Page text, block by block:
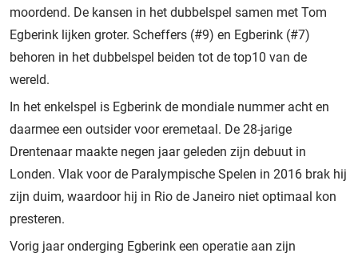
moordend. De kansen in het dubbelspel samen met Tom
Egberink lijken groter. Scheffers (#9) en Egberink (#7)
behoren in het dubbelspel beiden tot de top10 van de
wereld.
In het enkelspel is Egberink de mondiale nummer acht en
daarmee een outsider voor eremetaal. De 28-jarige
Drentenaar maakte negen jaar geleden zijn debuut in
Londen. Vlak voor de Paralympische Spelen in 2016 brak hij
zijn duim, waardoor hij in Rio de Janeiro niet optimaal kon
presteren.
Vorig jaar onderging Egberink een operatie aan zijn